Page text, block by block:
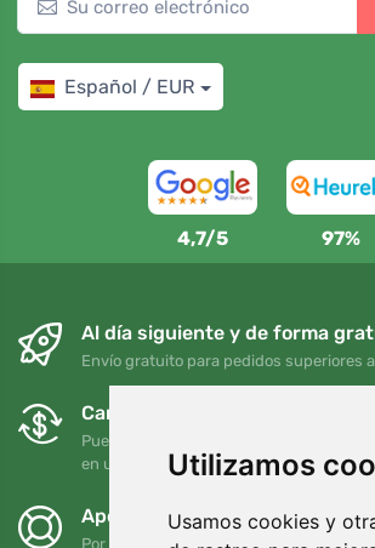
Utilizamos
Usamos cookies y
Español / EUR
4,7/5 97%
Al día siguiente y de forma
Envío gratuito para pedidos superiores
Cambios y devoluciones
Puede devolver o cambiar su pedido en
en un plazo de 90 días
Apoyamos a Trees.org
Por cada pedido plantamos un árbol.